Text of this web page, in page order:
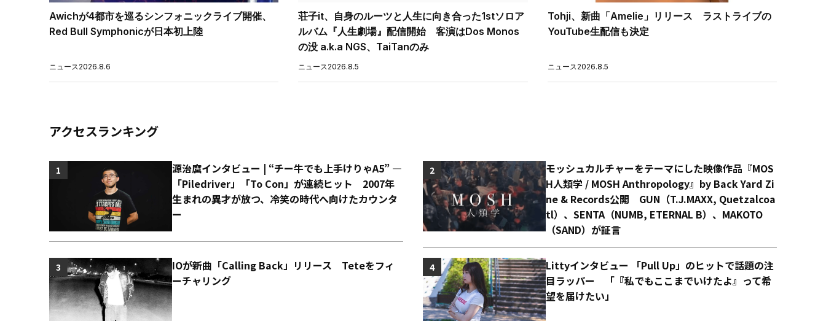
Awichが4都市を巡るシンフォニックライブ開催、
Red Bull Symphonicが日本初上陸
ニュース2026.8.6
荘子it、自身のルーツと人生に向き合った1stソロア
ルバム『人生劇場』配信開始 客演はDos Monos
の没 a.k.a NGS、TaiTanのみ
ニュース2026.8.5
Tohji、新曲「Amelie」リリース ラストライブの
YouTube生配信も決定
ニュース2026.8.5
アクセスランキング
源治麿インタビュー | “チー牛でも上手けりゃA5” ―
「Piledriver」「To Con」が連続ヒット 2007年
生まれの異才が放つ、冷笑の時代へ向けたカウンタ
ー
1
モッシュカルチャーをテーマにした映像作品『MOS
H人類学 / MOSH Anthropology』by Back Yard Zi
ne & Records公開 GUN（T.J.MAXX, Quetzalcoa
tl）、SENTA（NUMB, ETERNAL B）、MAKOTO
（SAND）が証言
2
IOが新曲「Calling Back」リリース Teteをフィ
ーチャリング
3
Littyインタビュー 「Pull Up」のヒットで話題の注
目ラッパー 「『私でもここまでいけたよ』って希
望を届けたい」
4